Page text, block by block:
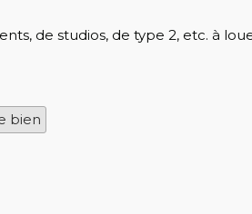
de studios, de type 2, etc. à
bien